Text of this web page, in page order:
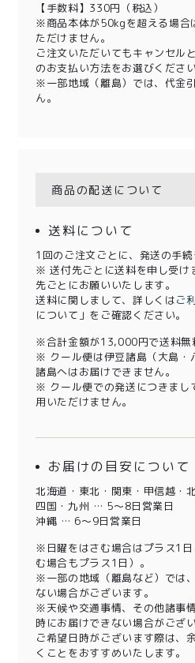
【手数料】330円（税込）
※商品本体が50kgを超える場合
ただけません。
ご注文いただいてもキャンセル
のお支払い方法をお選びください
※一部地域（離島）では、代金
ん。
商品の配送について
送料について
1回のご注文ごとに、発送の手続
※ 送付先ごとに送料を申し受け
先ごとにお願いいたします。
送料に関しまして、詳しくはご
について」をご確認ください。
※合計金額が13,000円で送料無
※ クール便は伊豆諸島（大島・
諸島へはお届けできません。
※ クール便での発送につきまし
用いただけません。
お届けの目安について
北海道・東北・関東・甲信越・
四国・九州 … 5～8日営業日
沖縄 … 6～9日営業日
※日曜をはさむ場合はプラス1
む場合もプラス1日）。
※一部の地域（離島など）では
ない場合がございます。
※天候や交通事情、その他諸事
時にお届けできない場合がござ
ご希望日時がございます際は、
くことをおすすめいたします。